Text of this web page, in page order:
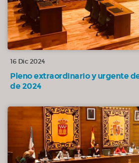
OTROS
02:41:52 Finaliza la sesión
OTROS
16 Dic 2024
Pleno extraordinario y urgente
de 2024